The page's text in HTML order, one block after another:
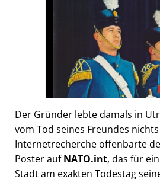
Der Gründer lebte damals in
vom Tod seines Freundes
Internetrecherche offenbarte
Poster aufNATO.int, das für
Stadt am exakten Todestag